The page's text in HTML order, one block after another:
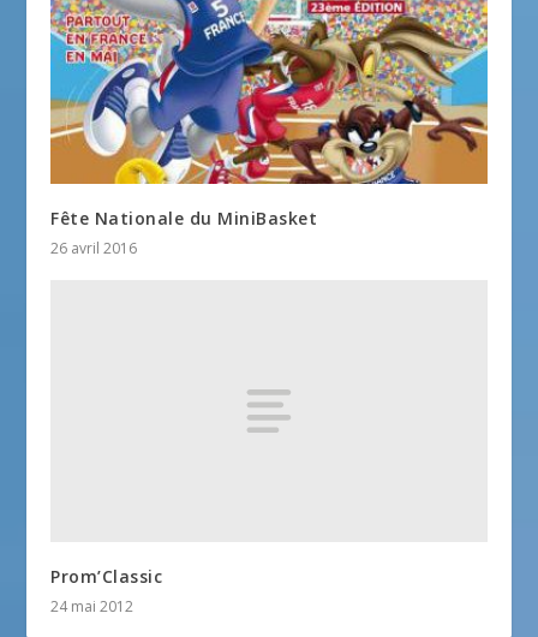
Fête Nationale du MiniBasket
26 avril 2016
Prom’Classic
24 mai 2012